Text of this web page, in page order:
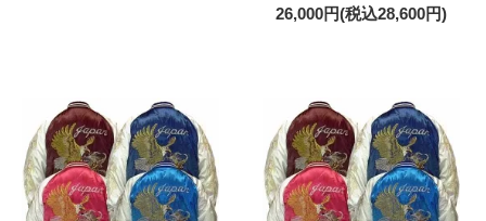
26,000円(税込28,600円)